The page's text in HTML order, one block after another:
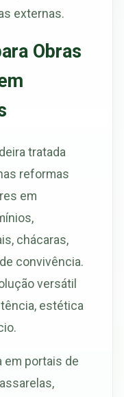
externas.
Obras
tratada
reformas
em
chácaras,
convivência.
versátil
estética
em portais de